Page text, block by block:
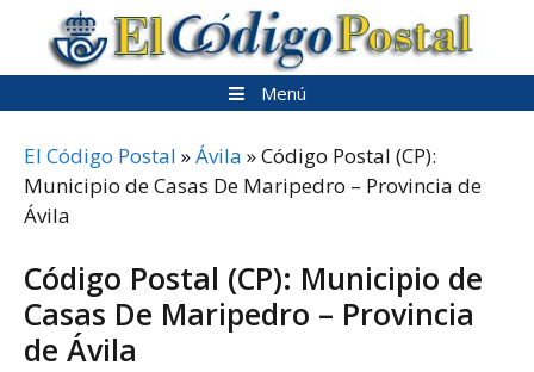
contenido
Menú
El Código Postal »Ávila »Código Postal (CP):
Municipio de Casas De Maripedro – Provincia de
Ávila
Código Postal (CP): Municipio de
Casas De Maripedro – Provincia
de Ávila